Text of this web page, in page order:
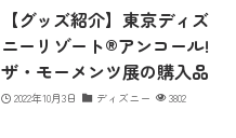
【グッズ紹介】東京ディズ
ニーリゾート®アンコール!
ザ・モーメンツ展の購入品
2022年10月3日 ディズニー 3802